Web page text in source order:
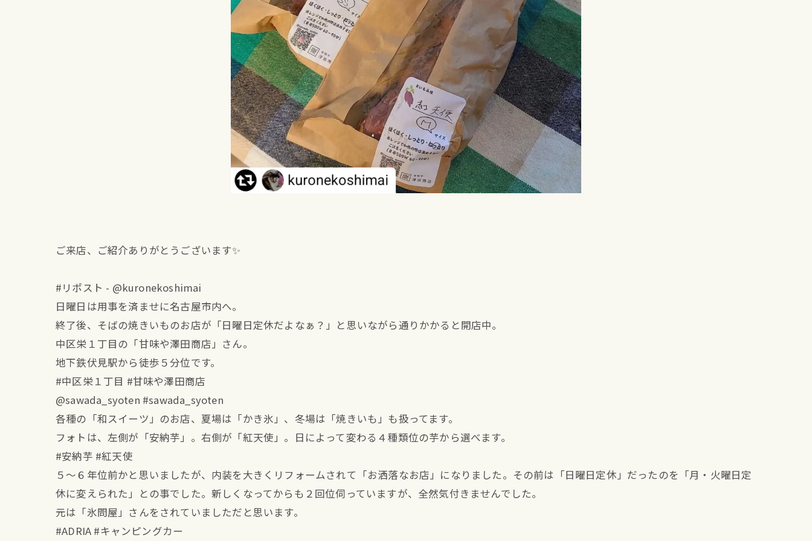
ご来店、ご紹介ありがとうございます✨
#リポスト - @kuronekoshimai
日曜日は用事を済ませに名古屋市内へ。
終了後、そばの焼きいものお店が「日曜日定休だよなぁ？」と思いながら通りかかると開店中。
中区栄１丁目の「甘味や澤田商店」さん。
地下鉄伏見駅から徒歩５分位です。
#中区栄１丁目 #甘味や澤田商店
@sawada_syoten #sawada_syoten
各種の「和スイーツ」のお店、夏場は「かき氷」、冬場は「焼きいも」も扱ってます。
フォトは、左側が「安納芋」。右側が「紅天使」。日によって変わる４種類位の芋から選べます。
#安納芋 #紅天使
５～６年位前かと思いましたが、内装を大きくリフォームされて「お洒落なお店」になりました。その前は「日曜日定休」だったのを「月・火曜日定
休に変えられた」との事でした。新しくなってからも２回位伺っていますが、全然気付きませんでした。
元は「氷問屋」さんをされていましただと思います。
#ADRIA #キャンピングカー